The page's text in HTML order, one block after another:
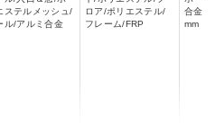
ステルメッシュ/
ル/アルミ合金
ロア/ポリエステル/
フレーム/FRP
合金
mm